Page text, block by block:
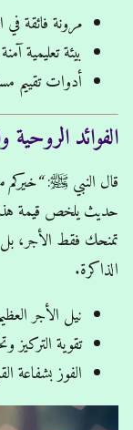
مرونة فائقة في
بيئة تعليمية
أدوات تقييم
الفوائد الروحية
قال النبي ﷺ:“خيركم
حديث يلخص قيمة هذه
تمنحك فقط الأجر،
الذاكرة.
نيل الأجر
تقوية التركيز
الفوز بشفاعة